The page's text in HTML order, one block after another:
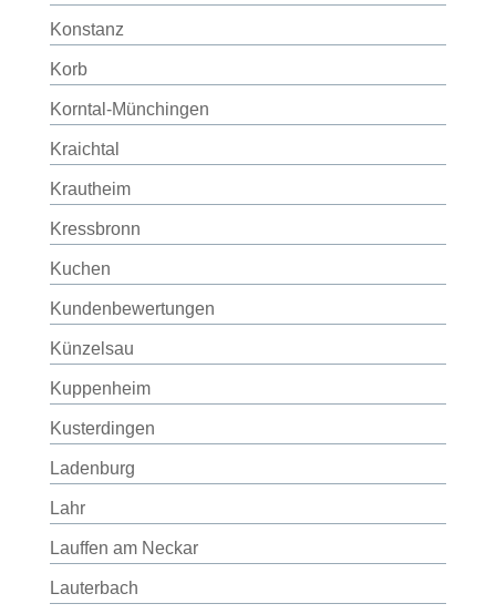
Konstanz
Korb
Korntal-Münchingen
Kraichtal
Krautheim
Kressbronn
Kuchen
Kundenbewertungen
Künzelsau
Kuppenheim
Kusterdingen
Ladenburg
Lahr
Lauffen am Neckar
Lauterbach